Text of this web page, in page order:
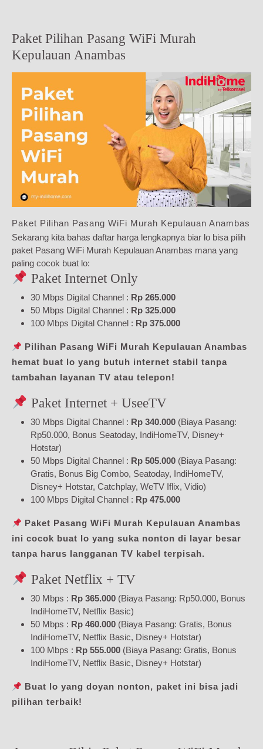
Paket Pilihan Pasang WiFi Murah
Kepulauan Anambas
Paket Pilihan Pasang WiFi Murah Kepulauan Anambas
Sekarang kita bahas daftar harga lengkapnya biar lo bisa pilih
paket Pasang WiFi Murah Kepulauan Anambas mana yang
paling cocok buat lo:
Paket Internet Only
30 Mbps Digital Channel : Rp 265.000
50 Mbps Digital Channel : Rp 325.000
100 Mbps Digital Channel : Rp 375.000
Pilihan Pasang WiFi Murah Kepulauan Anambas
hemat buat lo yang butuh internet stabil tanpa
tambahan layanan TV atau telepon!
Paket Internet + UseeTV
30 Mbps Digital Channel : Rp 340.000 (Biaya Pasang:
Rp50.000, Bonus Seatoday, IndiHomeTV, Disney+
Hotstar)
50 Mbps Digital Channel : Rp 505.000 (Biaya Pasang:
Gratis, Bonus Big Combo, Seatoday, IndiHomeTV,
Disney+ Hotstar, Catchplay, WeTV Iflix, Vidio)
100 Mbps Digital Channel : Rp 475.000
Paket Pasang WiFi Murah Kepulauan Anambas
ini cocok buat lo yang suka nonton di layar besar
tanpa harus langganan TV kabel terpisah.
Paket Netflix + TV
30 Mbps : Rp 365.000 (Biaya Pasang: Rp50.000, Bonus
IndiHomeTV, Netflix Basic)
50 Mbps : Rp 460.000 (Biaya Pasang: Gratis, Bonus
IndiHomeTV, Netflix Basic, Disney+ Hotstar)
100 Mbps : Rp 555.000 (Biaya Pasang: Gratis, Bonus
IndiHomeTV, Netflix Basic, Disney+ Hotstar)
Buat lo yang doyan nonton, paket ini bisa jadi
pilihan terbaik!